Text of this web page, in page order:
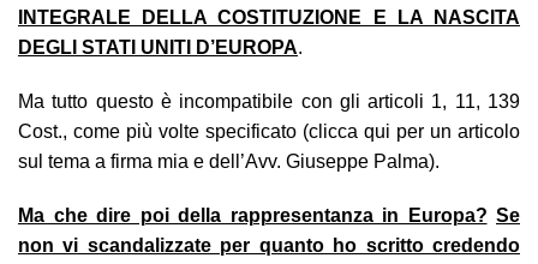
INTEGRALE DELLA COSTITUZIONE E LA NASCITA
DEGLI STATI UNITI D’EUROPA.
Ma tutto questo è incompatibile con gli articoli 1, 11, 139
Cost., come più volte specificato (clicca qui per un articolo
sul tema a firma mia e dell’Avv. Giuseppe Palma).
Ma che dire poi della rappresentanza in Europa? Se
non vi scandalizzate per quanto ho scritto credendo